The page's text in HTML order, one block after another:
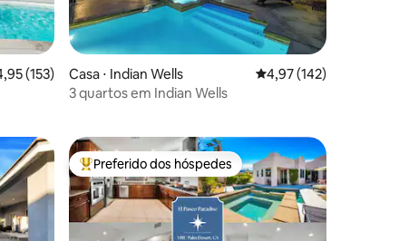
de uma avaliação média de 5, 153 avaliações
(153)
Casa ⋅ Indian Wells 4,97 de uma avaliação
4,97 (142)
3 quartos em Indian Wells
Entre os melhores preferidos dos hóspedes
Preferido dos hóspedes